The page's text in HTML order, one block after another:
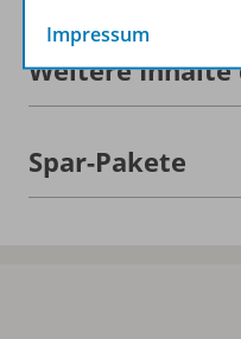
Weitere Inhalte
Spar-Pakete
Impressum